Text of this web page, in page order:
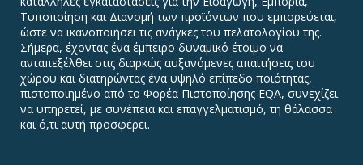
Τυποποίηση και Διανομή των προϊόντων που εμπορεύεται,
ώστε να ικανοποιήσει τις ανάγκες του πελατολογίου της.
Σήμερα, έχοντας ένα έμπειρο δυναμικό έτοιμο να
ανταπεξέλθει στις διαρκώς αυξανόμενες απαιτήσεις του
χώρου και διατηρώντας ένα υψηλό επίπεδο ποιότητας,
πιστοποιημένο από το Φορέα Πιστοποίησης EQA, συνεχίζει
να υπηρετεί, με συνέπεια και επαγγελματισμό, τη θάλασσα
και ό,τι αυτή προσφέρει.